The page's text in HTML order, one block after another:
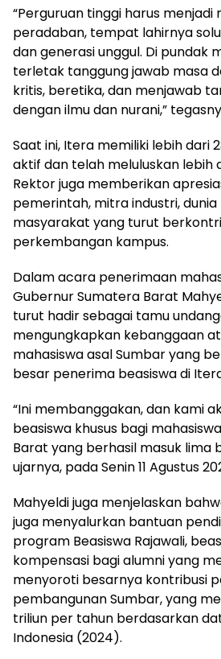
“Perguruan tinggi harus menjadi
peradaban, tempat lahirnya
dan generasi unggul. Di pundak
terletak tanggung jawab masa
kritis, beretika, dan menjawab
dengan ilmu dan nurani,”
Saat ini, Itera memiliki lebih dari
aktif dan telah meluluskan lebih
Rektor juga memberikan
pemerintah, mitra industri,
masyarakat yang turut
perkembangan kampus.
Dalam acara penerimaan
Gubernur Sumatera Barat
turut hadir sebagai tamu
mengungkapkan kebanggaan
mahasiswa asal Sumbar yang
besar penerima beasiswa di
“Ini membanggakan, dan kami
beasiswa khusus bagi
Barat yang berhasil masuk lima
ujarnya, pada Senin 11 Agustus
Mahyeldi juga menjelaskan
juga menyalurkan bantuan
program Beasiswa Rajawali,
kompensasi bagi alumni yang
menyoroti besarnya kontribusi
pembangunan Sumbar, yang
triliun per tahun berdasarkan
Indonesia (2024).